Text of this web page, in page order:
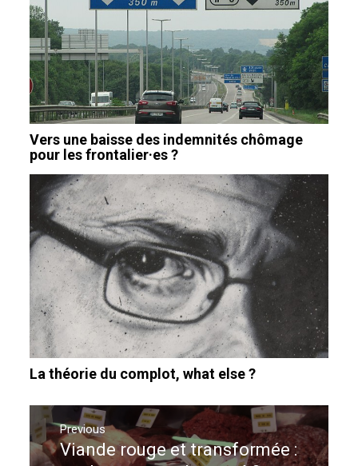
Vers une baisse des indemnités chômage
pour les frontalier·es ?
La théorie du complot, what else ?
Navigation
de
l’article
Previous
Previous
Viande rouge et transformée :